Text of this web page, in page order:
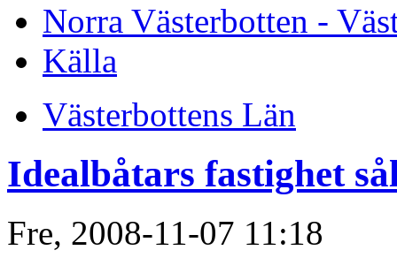
Norra Västerbotten -
Källa
Västerbottens Län
Idealbåtars fastighet
Fre, 2008-11-07 11:18